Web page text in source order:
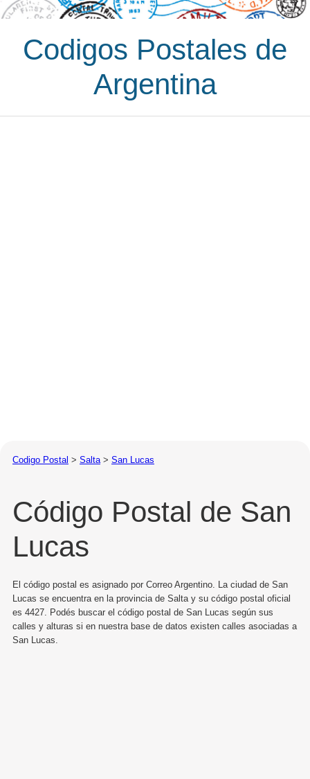
Codigos Postales de
Argentina
Codigo Postal > Salta > San Lucas
Código Postal de San
Lucas
El código postal es asignado por Correo Argentino. La ciudad de San
Lucas se encuentra en la provincia de Salta y su código postal oficial
es 4427. Podés buscar el código postal de San Lucas según sus
calles y alturas si en nuestra base de datos existen calles asociadas a
San Lucas.